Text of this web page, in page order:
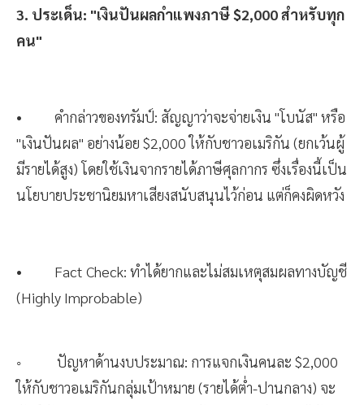
3. ประเด็น: "เงินปันผลกำแพงภาษี $2,000 สำหรับทุก
คน"
• คำกล่าวของทรัมป์: สัญญาว่าจะจ่ายเงิน "โบนัส" หรือ
"เงินปันผล" อย่างน้อย $2,000 ให้กับชาวอเมริกัน (ยกเว้นผู้
มีรายได้สูง) โดยใช้เงินจากรายได้ภาษีศุลกากร ซึ่งเรื่องนี้เป็น
นโยบายประชานิยมหาเสียงสนับสนุนไว้ก่อน แต่ก็คงผิดหวัง
• Fact Check: ทำได้ยากและไม่สมเหตุสมผลทางบัญชี
(Highly Improbable)
◦ ปัญหาด้านงบประมาณ: การแจกเงินคนละ $2,000
ให้กับชาวอเมริกันกลุ่มเป้าหมาย (รายได้ต่ำ-ปานกลาง) จะ